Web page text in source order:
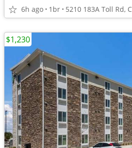
6h ago 1br 5210 183A Toll Rd,
$1,230